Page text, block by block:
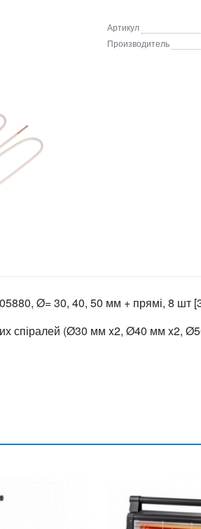
Артикул
Производитель
05880, Ø= 30, 40, 50 мм + прямі, 8 шт
спіралей (Ø30 мм x2, Ø40 мм x2,